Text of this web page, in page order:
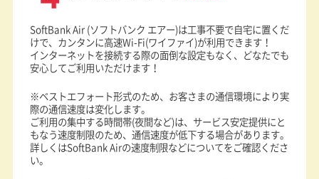
SoftBank Air (ソフトバンク エアー)は工事不要で自宅に置くだ
けで、カンタンに高速Wi-Fi(ワイファイ)が利用できます！
インターネットを接続する際の面倒な設定もなく、どなたでも
安心してご利用いただけます！
※ベストエフォート形式のため、お客さまの通信環境により実
際の通信速度は変化します。
ご利用の集中する時間帯(夜間など)は、サービス安定提供にと
もなう速度制限のため、通信速度が低下する場合があります。
詳しくはSoftBank Airの速度制限などについてをご確認くださ
い。